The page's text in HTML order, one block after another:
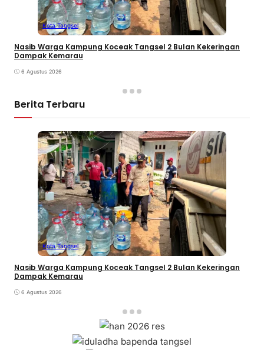
Kota Tangsel
Nasib Warga Kampung Koceak Tangsel 2 Bulan Kekeringan
Dampak Kemarau
6 Agustus 2026
Berita Terbaru
Kota Tangsel
Nasib Warga Kampung Koceak Tangsel 2 Bulan Kekeringan
Dampak Kemarau
6 Agustus 2026